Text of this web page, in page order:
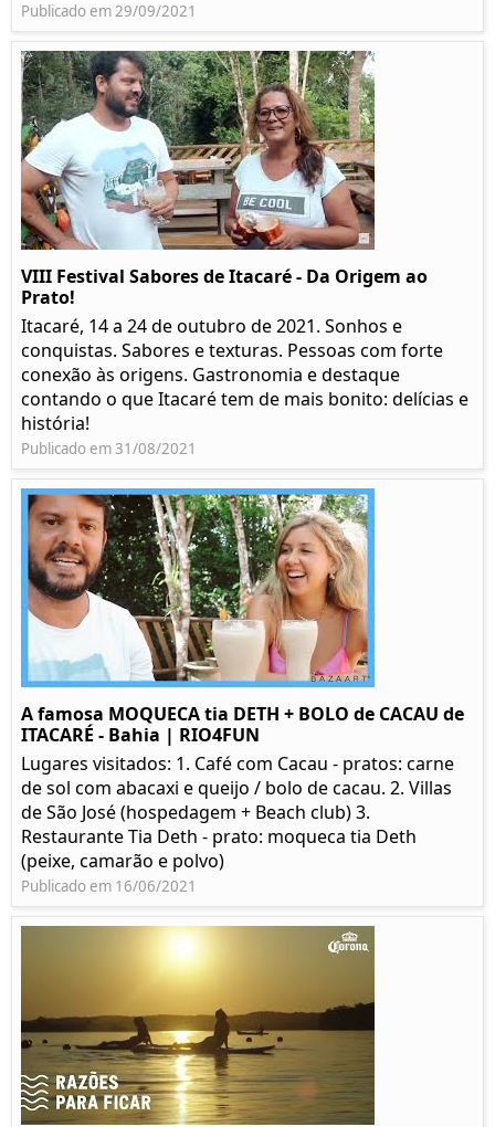
Publicado em 29/09/2021
VIII Festival Sabores de Itacaré - Da Origem ao
Prato!
Itacaré, 14 a 24 de outubro de 2021. Sonhos e
conquistas. Sabores e texturas. Pessoas com forte
conexão às origens. Gastronomia e destaque
contando o que Itacaré tem de mais bonito: delícias e
história!
Publicado em 31/08/2021
A famosa MOQUECA tia DETH + BOLO de CACAU de
ITACARÉ - Bahia | RIO4FUN
Lugares visitados: 1. Café com Cacau - pratos: carne
de sol com abacaxi e queijo / bolo de cacau. 2. Villas
de São José (hospedagem + Beach club) 3.
Restaurante Tia Deth - prato: moqueca tia Deth
(peixe, camarão e polvo)
Publicado em 16/06/2021